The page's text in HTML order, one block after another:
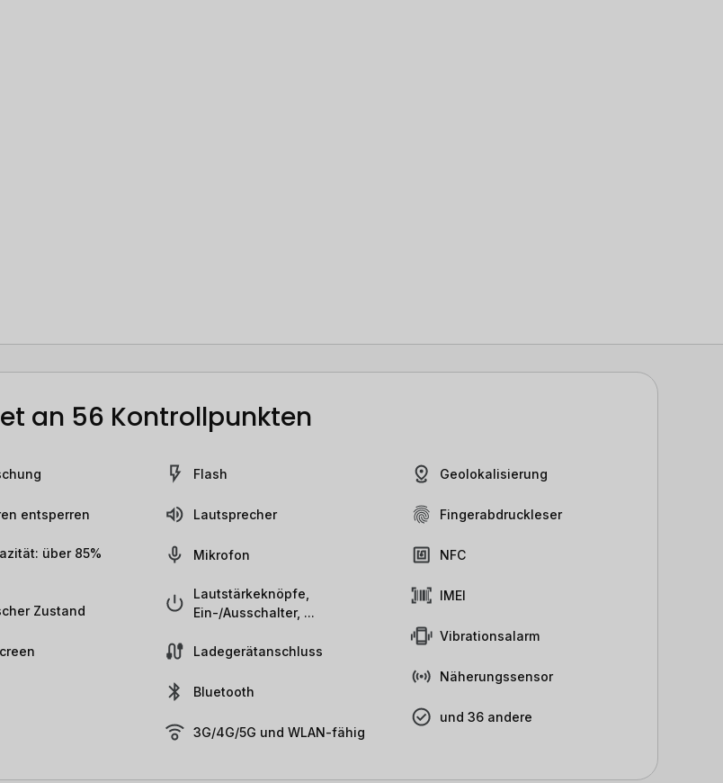
an 56 Kontrollpunkten
entsperren
über 85%
Zustand
Flash
Lautsprecher
Mikrofon
Lautstärkeknöpfe,
Ein-/Ausschalter, ...
Ladegerätanschluss
Bluetooth
3G/4G/5G und WLAN-fähig
Geolokalisierung
Fingerabdruckleser
NFC
IMEI
Vibrationsalarm
Näherungssensor
und 36 andere